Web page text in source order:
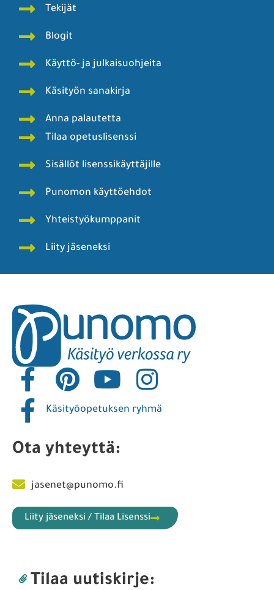
Tekijät
Blogit
Käyttö- ja julkaisuohjeita
Käsityön sanakirja
Anna palautetta
Tilaa opetuslisenssi
Sisällöt lisenssikäyttäjille
Punomon käyttöehdot
Yhteistyökumppanit
Liity jäseneksi
Käsityöopetuksen ryhmä
Ota yhteyttä:
jasenet@punomo.fi
Liity jäseneksi / Tilaa Lisenssi
Tilaa uutiskirje: